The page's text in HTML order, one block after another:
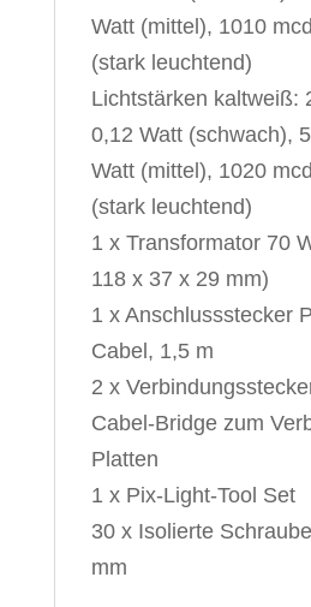
Watt (mittel), 1010
(stark leuchtend)
Lichtstärken kaltweiß:
0,12 Watt (schwach),
Watt (mittel), 1020
(stark leuchtend)
1 x Transformator 70
118 x 37 x 29 mm)
1 x Anschlussstecker
Cabel, 1,5 m
2 x
Cabel-Bridge zum
Platten
1 x Pix-Light-Tool Set
30 x Isolierte
mm